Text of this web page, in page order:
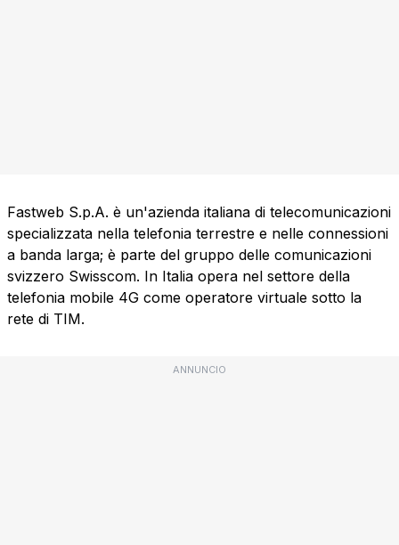
Fastweb S.p.A. è un'azienda italiana di telecomunicazioni
specializzata nella telefonia terrestre e nelle connessioni
a banda larga; è parte del gruppo delle comunicazioni
svizzero Swisscom. In Italia opera nel settore della
telefonia mobile 4G come operatore virtuale sotto la
rete di TIM.
ANNUNCIO